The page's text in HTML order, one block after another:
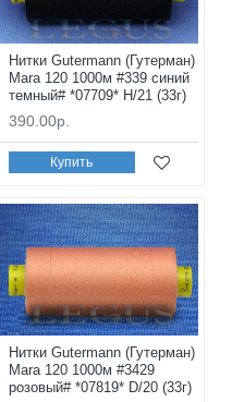
Нитки Gutermann (Гутерман)
Mara 120 1000м #339 синий
темный# *07709* H/21 (33г)
390.00р.
Купить
Нитки Gutermann (Гутерман)
Mara 120 1000м #3429
розовый# *07819* D/20 (33г)